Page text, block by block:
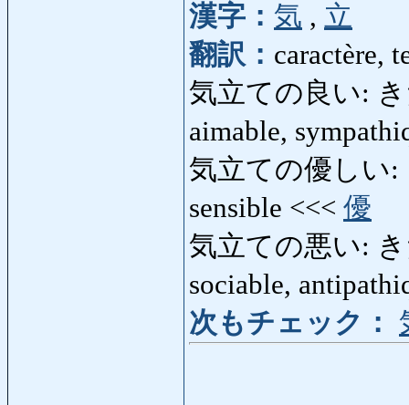
漢字： 気 , 立
翻訳： caractère,
気立ての良い:
aimable,
気立ての優しい:
sensible <<< 優
気立ての悪い: き
sociable,
次もチェック：